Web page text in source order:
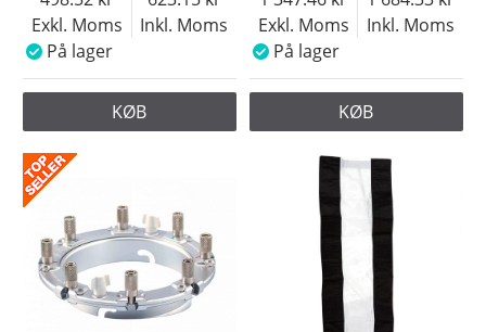
Exkl. Moms
Inkl. Moms
På lager
KØB
Exkl. Moms
Inkl. Moms
På lager
KØB